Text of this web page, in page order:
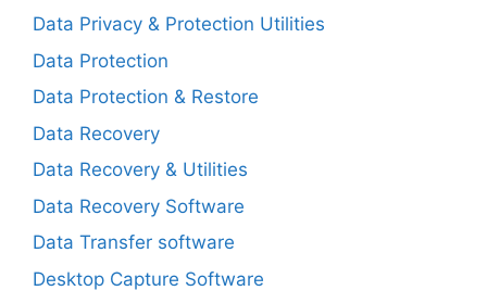
Data Privacy & Protection Utilities
Data Protection
Data Protection & Restore
Data Recovery
Data Recovery & Utilities
Data Recovery Software
Data Transfer software
Desktop Capture Software